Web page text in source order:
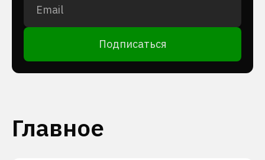
Подписаться
Главное